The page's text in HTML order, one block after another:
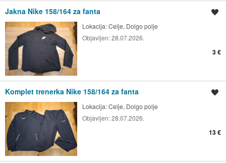
Jakna Nike 158/164 za fanta
Lokacija:Celje, Dolgo polje
Objavljen:28.07.2026.
3 €
Komplet trenerka Nike 158/164 za fanta
Lokacija:Celje, Dolgo polje
Objavljen:28.07.2026.
13 €